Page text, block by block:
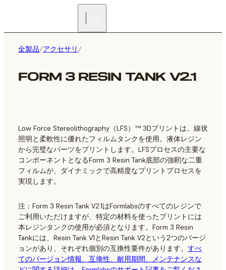
全製品/アクセサリ /
FORM 3 RESIN TANK V2.1
Low Force Stereolithography（LFS）™ 3Dプリントは、線状
照明と柔軟性に優れたフィルムタンクを使用。液体レジン
から完璧なパーツをプリントします。LFSプロセスの主要な
コンポーネントとなるForm 3 Resin Tank底部の強靭な二重
フィルムが、ダイナミックで高精度なプリントプロセスを
実現します。
注：Form 3 Resin Tank V2.1はFormlabsのすべてのレジンで
ご利用いただけますが、特定の材料を使ったプリントには
本レジンタンクの使用が必須となります。Form 3 Resin
Tankには、Resin Tank V1とResin Tank V2という2つのバージ
ョンがあり、それぞれ個別の互換性要件があります。 すべ
てのバージョン情報、互換性、耐用期間、メンテナンスな